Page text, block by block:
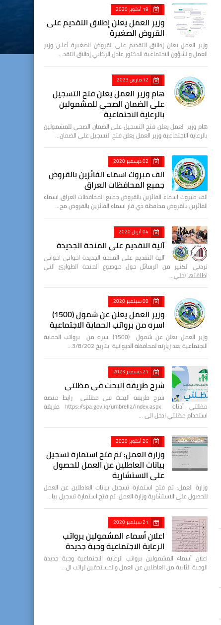
19 أكتوبر 2020
وزير العمل يعلن إطلاق التقديم على
القروض الصغيرة
وزير العمل يعلن إطلاق التقديم على القروض الصغيرة أعلـن وزير
العمل والشؤون الاجتماعية الدكتور عادل الركابي إطلاق التقد…
12 مارس 2023
هام وزير العمل يعلن فتح التسجيل
على الضمان الصحي للمشمولين
بالرعاية الاجتماعية
هام وزير العمل يعلن فتح التسجيل على الضمان الصحي للمشمولين
بالرعاية الاجتماعية وزير العمل يعلن فتح التسجيل على الضمان…
02 ديسمبر 2020
الف مبروك اسماء الفائزين بالقروض
جميع المحافظات العراق
الف مبروك اسماء الفائزين بالقروض جميع المحافظات العراق اسماء
الفائزين بالقروض محافظة ذي قار اسماء الفائزين بالقروض مح…
04 أبريل 2020
آلية التقديم على المنحة الجديدة
آلية التقديم على المنحة الجديدة اخواني اخواتي
تردني الكثير من الرسائل حول موضوع المنحة الطوارئ التي
اطلقتها (خلي…
08 سبتمبر 2020
وزير العمل يعلن عن شمول (1500)
اسره من برواتب الحماية الاجتماعية
وزير العمل يعلن عن شمول (1500) اسره من برواتب الحماية
الاجتماعية بعد زيارته لمحافظة الديوانية بتاريخ 3/8/202…
21 ديسمبر 2023
شرح طريقة البحث في مظلتي
شرح طريقة البحث في مظلتي رابط منصة
مظلتي أدناه https://spa.gov.iq/umbrella/index.aspx طريقة
استخدام مظلتي ادخل الى …
26 أكتوبر 2020
وزارة العمل: تم فتح استمارة تسجيل
بيانات العاطلين عن العمل للحصول
على الاستشارية
وزارة العمل: تم فتح استمارة تسجيل بيانات العاطلين عن العمل
للحصول على الاستشارية وزارة العمل: تم فتح استمارة تسجيل بيا…
21 سبتمبر 2020
اعلان أسماء المشمولين برواتب
الرعاية الاجتماعية وجبة جديدة
اعلان أسماء المشمولين برواتب الرعاية الاجتماعية وجبة جديدة
الوجبة الثانية من العاطلين عن العمل والمستحقين لراتب ال…